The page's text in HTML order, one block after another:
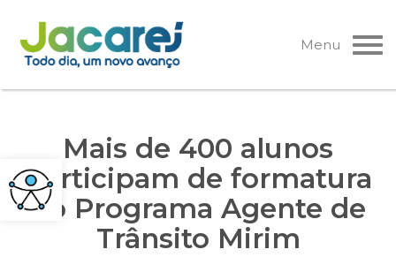
Pular
para
o
Menu
Mais de 400 alunos
participam de formatura
do Programa Agente de
Trânsito Mirim